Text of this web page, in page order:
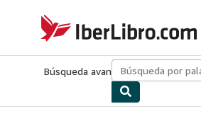
IberLibro.com
Búsqueda avanzadaColecciones